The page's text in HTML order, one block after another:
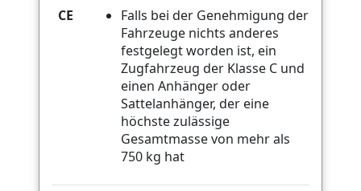
CE
Falls bei der Genehmigung der
Fahrzeuge nichts anderes
festgelegt worden ist, ein
Zugfahrzeug der Klasse C und
einen Anhänger oder
Sattelanhänger, der eine
höchste zulässige
Gesamtmasse von mehr als
750 kg hat